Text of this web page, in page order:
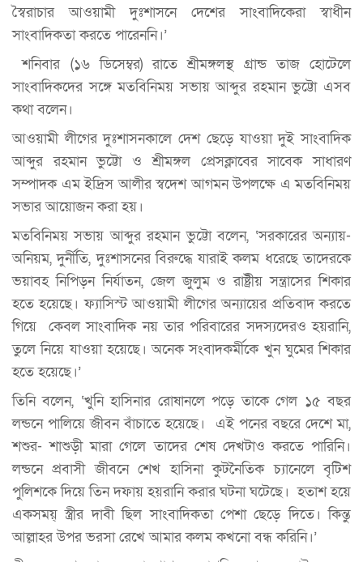
স্বৈরাচার আওয়ামী দুঃশাসনে দেশের সাংবাদিকেরা স্বাধীন
সাংবাদিকতা করতে পারেননি।’
শনিবার (১৬ ডিসেম্বর) রাতে শ্রীমঙ্গলস্থ গ্রান্ড তাজ হোটেলে
সাংবাদিকদের সঙ্গে মতবিনিময় সভায় আব্দুর রহমান ভুট্টো এসব
কথা বলেন।
আওয়ামী লীগের দুঃশাসনকালে দেশ ছেড়ে যাওয়া দুই সাংবাদিক
আব্দুর রহমান ভুট্টো ও শ্রীমঙ্গল প্রেসক্লাবের সাবেক সাধারণ
সম্পাদক এম ইদ্রিস আলীর স্বদেশ আগমন উপলক্ষে এ মতবিনিময়
সভার আয়োজন করা হয়।
মতবিনিময় সভায় আব্দুর রহমান ভুট্টো বলেন, ‘সরকারের অন্যায়-
অনিয়ম, দুর্নীতি, দুঃশাসনের বিরুদ্ধে যারাই কলম ধরেছে তাদেরকে
ভয়াবহ নিপিড়ন নির্যাতন, জেল জুলুম ও রাষ্ট্রীয় সন্ত্রাসের শিকার
হতে হয়েছে। ফ্যাসিস্ট আওয়ামী লীগের অন্যায়ের প্রতিবাদ করতে
গিয়ে কেবল সাংবাদিক নয় তার পরিবারের সদস্যদেরও হয়রানি,
তুলে নিয়ে যাওয়া হয়েছে। অনেক সংবাদকর্মীকে খুন ঘুমের শিকার
হতে হয়েছে।’
তিনি বলেন, ‘খুনি হাসিনার রোষানলে পড়ে তাকে গেল ১৫ বছর
লন্ডনে পালিয়ে জীবন বাঁচাতে হয়েছে। এই পনের বছরে দেশে মা,
শশুর- শাশুড়ী মারা গেলে তাদের শেষ দেখটাও করতে পারিনি।
লন্ডনে প্রবাসী জীবনে শেখ হাসিনা কুটনৈতিক চ্যানেলে বৃটিশ
পুলিশকে দিয়ে তিন দফায় হয়রানি করার ঘটনা ঘটেছে। হতাশ হয়ে
একসময়্ স্ত্রীর দাবী ছিল সাংবাদিকতা পেশা ছেড়ে দিতে। কিন্তু
আল্লাহর উপর ভরসা রেখে আমার কলম কখনো বন্ধ করিনি।’